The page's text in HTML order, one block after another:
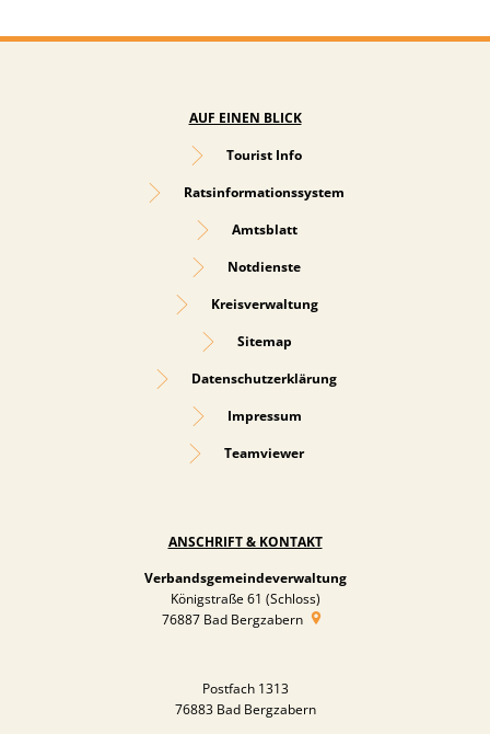
AUF EINEN BLICK
Tourist Info
Ratsinformationssystem
Amtsblatt
Notdienste
Kreisverwaltung
Sitemap
Datenschutzerklärung
Impressum
Teamviewer
ANSCHRIFT & KONTAKT
Verbandsgemeindeverwaltung
Königstraße 61 (Schloss)
76887 Bad Bergzabern
Postfach 1313
76883 Bad Bergzabern